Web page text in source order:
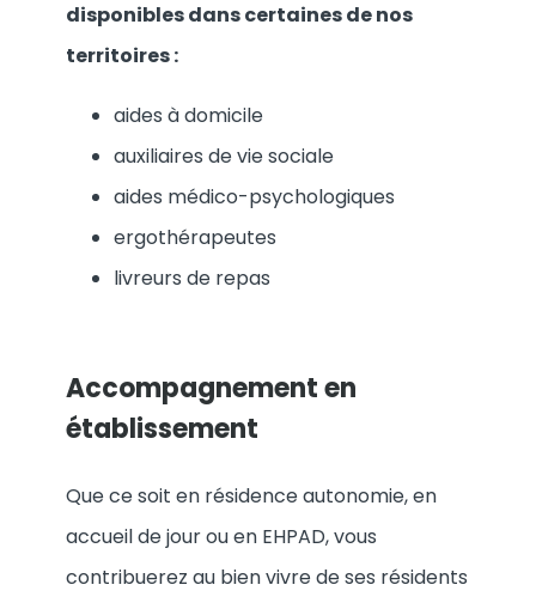
disponibles dans certaines de nos
territoires :
aides à domicile
auxiliaires de vie sociale
aides médico-psychologiques
ergothérapeutes
livreurs de repas
Accompagnement en
établissement
Que ce soit en résidence autonomie, en
accueil de jour ou en EHPAD, vous
contribuerez au bien vivre de ses résidents